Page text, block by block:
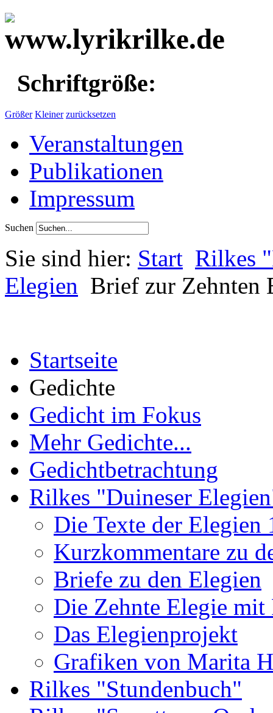
Schriftgröße:
Größer Kleiner zurücksetzen
Veranstaltungen
Publikationen
Impressum
Suchen
Sie sind hier: Start Rilkes
Elegien Brief zur Zehnten
Startseite
Gedichte
Gedicht im Fokus
Mehr Gedichte...
Gedichtbetrachtung
Rilkes "Duineser
Die Texte der Elegien
Kurzkommentare zu
Briefe zu den Elegien
Die Zehnte Elegie
Das Elegienprojekt
Grafiken von Marita
Rilkes "Stundenbuch"